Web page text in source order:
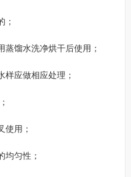
；
蒸馏水洗净烘干后使用；
样应做相应处理；
使用；
均匀性；